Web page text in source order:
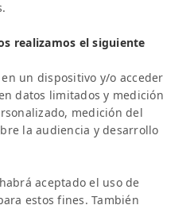
realizamos el siguiente
un dispositivo y/o acceder
datos limitados y medición
medición del
la audiencia y desarrollo
aceptado el uso de
estos fines. También